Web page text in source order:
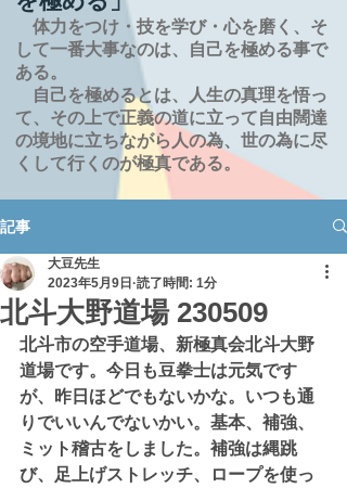
体力をつけ・技を学び・心を磨く、そ
して一番大事なのは、自己を極める事で
ある。
自己を極めるとは、
人生の真理を悟っ
て、その上で正義の道に立って自由闊達
の境地に立ちながら人の為、世の為に尽
くして行くのが極真である。
記事
北斗大野道場 230509
大豆先生
2023年5月9日 読了時間: 1分
北斗市の空手道場、新極真会北斗大野
道場です。今日も豆拳士は元気です
が、昨日ほどでもないかな。いつも通
りでいいんでないかい。基本、補強、
ミット稽古をしました。補強は縄跳
び、足上げストレッチ、ロープを使っ